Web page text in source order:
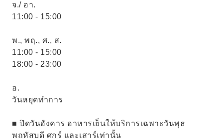
จ./ อา.
11:00 - 15:00
พ., พฤ., ศ., ส.
11:00 - 15:00
18:00 - 23:00
อ.
วันหยุดทำการ
■ ปิดวันอังคาร อาหารเย็นให้บริการเฉพาะวันพุธ
พฤหัสบดี ศุกร์ และเสาร์เท่านั้น